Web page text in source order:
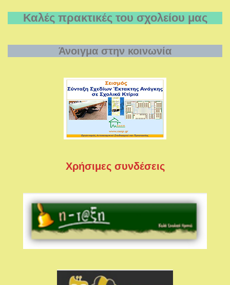
Καλές πρακτικές του σχολείου μας
Άνοιγμα στην κοινωνία
Χρήσιμες συνδέσεις